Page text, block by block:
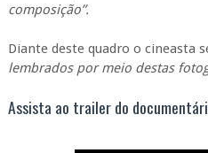
composição”.
Diante deste quadro o cineasta
lembrados por meio destas
Assista ao trailer do